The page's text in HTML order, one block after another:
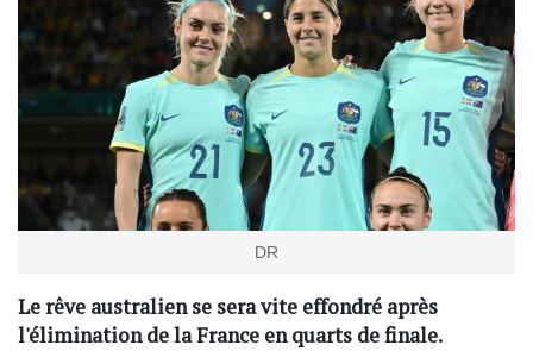
DR
Le rêve australien se sera vite effondré après
l'élimination de la France en quarts de finale.